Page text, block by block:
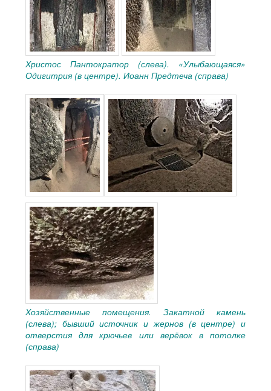
Христос Пантократор (слева). «Улыбающаяся»
Одигитрия (в центре). Иоанн Предтеча (справа)
Хозяйственные помещения. Закатной камень
(слева); бывший источник и жернов (в центре) и
отверстия для крючьев или верёвок в потолке
(справа)